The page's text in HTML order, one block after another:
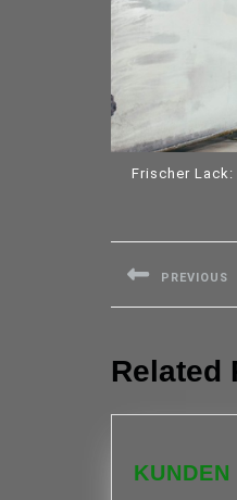
Frischer
PREVIOUS
Previous
Related
KUNDEN